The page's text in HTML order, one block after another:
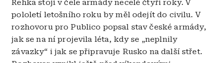
Řehka stojí v čele armády necelé čtyři roky. V
pololetí letošního roku by měl odejít do civilu. V
rozhovoru pro Publico popsal stav české armády,
jak se na ní projevila léta, kdy se „neplnily
závazky“ i jak se připravuje Rusko na další střet.